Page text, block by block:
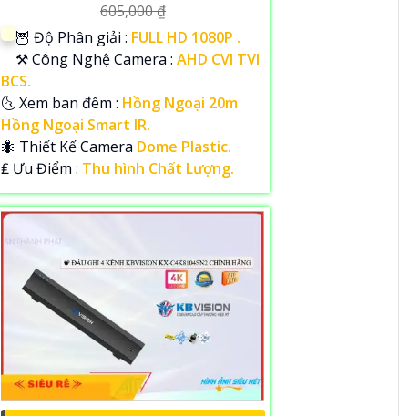
605,000 ₫
🦉 Độ Phân giải : FULL HD 1080P .
⚒ Công Nghệ Camera : AHD CVI TVI
BCS.
🌜 Xem ban đêm : Hồng Ngoại 20m
Hồng Ngoại Smart IR.
🐜 Thiết Kế Camera Dome Plastic.
️₤ Ưu Điểm : Thu hình Chất Lượng.